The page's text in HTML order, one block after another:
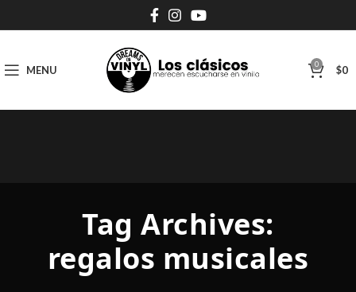
MENU 0 $0
Tag Archives:
regalos musicales